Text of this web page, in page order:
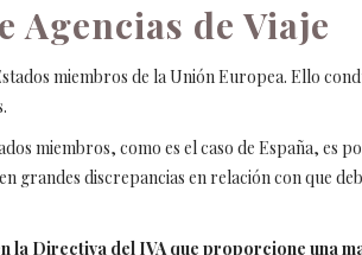
Agencias de Viaje
miembros de la Unión Europea. Ello
miembros, como es el caso de España, es
grandes discrepancias en relación con que
la Directiva del IVA que proporcione una